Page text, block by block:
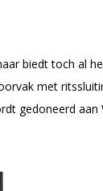
biedt toch al
met
gedoneerd aan